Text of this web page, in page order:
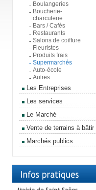
Boulangeries
Boucherie-
charcuterie
Bars / Cafés
Restaurants
Salons de coiffure
Fleuristes
Produits frais
Supermarchés
Auto-école
Autres
Les Entreprises
Les services
Le Marché
Vente de terrains à bâtir
Marchés publics